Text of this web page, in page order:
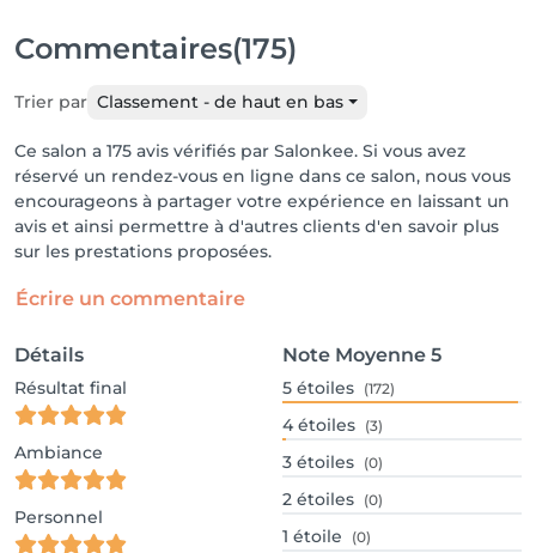
Commentaires(175)
Trier par Classement - de haut en bas
Ce salon a 175 avis vérifiés par Salonkee. Si vous avez
réservé un rendez-vous en ligne dans ce salon, nous vous
encourageons à partager votre expérience en laissant un
avis et ainsi permettre à d'autres clients d'en savoir plus
sur les prestations proposées.
Écrire un commentaire
Détails
Résultat final
Ambiance
Personnel
Note Moyenne 5
5 étoiles (172)
4 étoiles (3)
3 étoiles (0)
2 étoiles (0)
1 étoile (0)